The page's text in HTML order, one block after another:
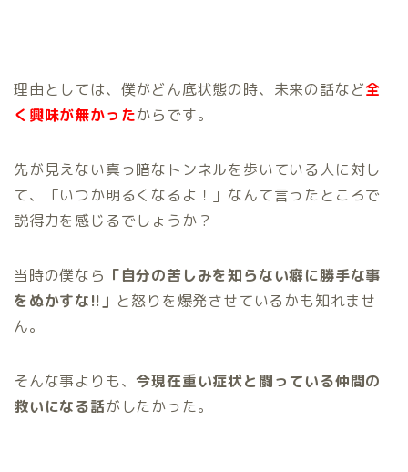
理由としては、僕がどん底状態の時、未来の話など全
く興味が無かったからです。
先が見えない真っ暗なトンネルを歩いている人に対し
て、「いつか明るくなるよ！」なんて言ったところで
説得力を感じるでしょうか？
当時の僕なら 「自分の苦しみを知らない癖に勝手な事
をぬかすな!!」 と怒りを爆発させているかも知れませ
ん。
そんな事よりも、 今現在重い症状と闘っている仲間の
救いになる話がしたかった。